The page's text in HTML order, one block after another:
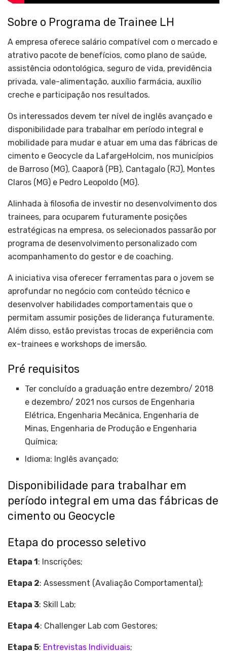
Sobre o Programa de Trainee LH
A empresa oferece salário compatível com o mercado e
atrativo pacote de benefícios, como plano de saúde,
assistência odontológica, seguro de vida, previdência
privada, vale-alimentação, auxílio farmácia, auxílio
creche e participação nos resultados.
Os interessados devem ter nível de inglês avançado e
disponibilidade para trabalhar em período integral e
mobilidade para mudar e atuar em uma das fábricas de
cimento e Geocycle da LafargeHolcim, nos municípios
de Barroso (MG), Caaporã (PB), Cantagalo (RJ), Montes
Claros (MG) e Pedro Leopoldo (MG).
Alinhada à filosofia de investir no desenvolvimento dos
trainees, para ocuparem futuramente posições
estratégicas na empresa, os selecionados passarão por
programa de desenvolvimento personalizado com
acompanhamento do gestor e de coaching.
A iniciativa visa oferecer ferramentas para o jovem se
aprofundar no negócio com conteúdo técnico e
desenvolver habilidades comportamentais que o
permitam assumir posições de liderança futuramente.
Além disso, estão previstas trocas de experiência com
ex-trainees e workshops de imersão.
Pré requisitos
Ter concluído a graduação entre dezembro/ 2018
e dezembro/ 2021 nos cursos de Engenharia
Elétrica, Engenharia Mecânica, Engenharia de
Minas, Engenharia de Produção e Engenharia
Química;
Idioma: Inglês avançado;
Disponibilidade para trabalhar em
período integral em uma das fábricas de
cimento ou Geocycle
Etapa do processo seletivo
Etapa 1 : Inscrições;
Etapa 2: Assessment (Avaliação Comportamental);
Etapa 3: Skill Lab;
Etapa 4: Challenger Lab com Gestores;
Etapa 5: Entrevistas Individuais;